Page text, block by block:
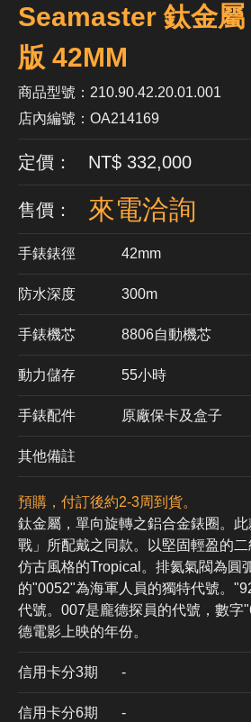
Seamaster 鈦金屬
版 42MM
商品型號：210.90.42.20.01.001
店內編號：OA214169
定價： NT$ 332,000
售價： 來電洽詢
手錶錶徑 42mm
防水深度 300m
手錶機芯 ​8806自動機芯
動力儲存 55小時
手錶配件 原廠保卡及盒子
其他備註
預購，付訂後約2-3周到貨。
鈦金屬，單向旋轉之鋁合金錶圈。
戰」所配戴之同款。以堅固輕盈的
仿古風格的Tropical。排氦氣閥為圓
的"0052"為海軍人員的獨特代號。
代號。007是龐德探員的代號，數字
德電影上映的年份。
信用卡分3期 ​-
信用卡分6期 -